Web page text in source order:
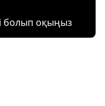
болып оқыңыз